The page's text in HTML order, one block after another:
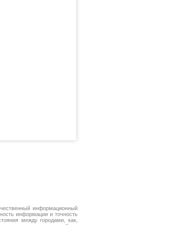
информационный
информации и точность
между городами, как,